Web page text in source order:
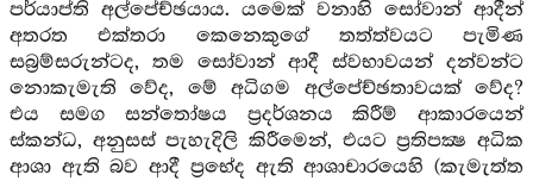
පර්යාප්ති අල්පේච්ඡයාය. යමෙක් වනාහි සෝවාන් ආදීන්
අතරත එක්තරා කෙනෙකුගේ තත්ත්වයට පැමිණ
සබ්‍රම්සරුන්ටද, තම සෝවාන් ආදී ස්වභාවයන් දන්වන්ට
නොකැමැති වේද, මේ අධිගම අල්පේච්ඡතාවයක් වේද?
එය සමග සන්තෝෂය ප්‍රදර්ශනය කිරීම් ආකාරයෙන්
ස්කන්ධ, අනුසස් පැහැදිලි කිරීමෙන්, එයට ප්‍රතිපක්‍ෂ අධික
ආශා ඇති බව ආදී ප්‍රභේද ඇති ආශාචාරයෙහි (කැමැත්ත